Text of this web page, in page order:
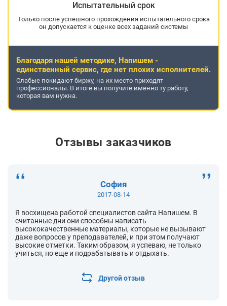
Испытательный срок
Только после успешного прохождения испытательного срока
он допускается к оценке всех заданий системы
Благодаря нашей методике, Напишем -
единственный сервис, где нет плохих исполнителей.
Слабые покидают биржу, на их место приходят
профессионалы. В итоге вы получите именно ту работу,
которая вам нужна.
Отзывы заказчиков
София
2017-08-14
Я восхищена работой специалистов сайта Напишем. В
считанные дни они способны написать
высококачественные материалы, которые не вызывают
даже вопросов у преподавателей, и при этом получают
высокие отметки. Таким образом, я успеваю, не только
учиться, но еще и подрабатывать и отдыхать.
Другой отзыв